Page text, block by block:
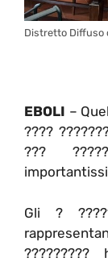
Distretto Diffuso
EBOLI –
????
???
Gli ?